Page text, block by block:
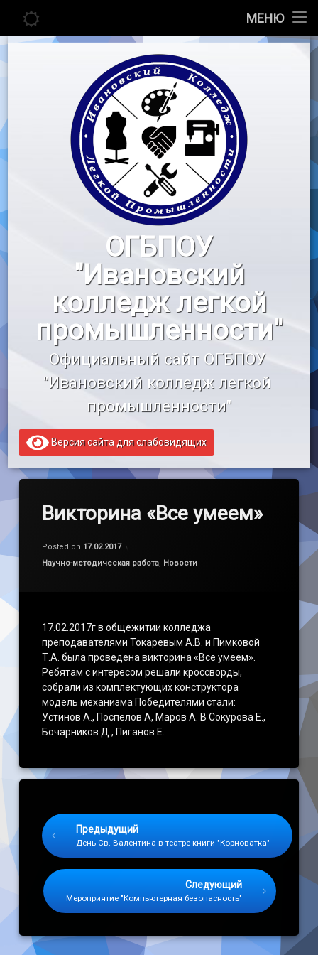
МЕНЮ
Главная
Педагогу
Воспитательная работа
«Профессионалы»
«Профессионалитет»
Образовательный кредит
Перейти
ОГБПОУ
"Ивановский
колледж легкой
промышленности"
Официальный сайт ОГБПОУ
"Ивановский колледж легкой
промышленности"
Версия сайта для слабовидящих
Викторина «Все умеем»
Posted on 17.02.2017
Категории:
Научно-методическая работа, Новости
17.02.2017г в общежитии колледжа
преподавателями Токаревым А.В. и Пимковой
Т.А. была проведена викторина «Все умеем».
Ребятам с интересом решали кроссворды,
собрали из комплектующих конструктора
модель механизма Победителями стали:
Устинов А., Поспелов А, Маров А. В Сокурова Е.,
Бочарников Д., Пиганов Е.
Предыдущий
День Св. Валентина в театре книги "Корноватка"
Следующий
Мероприятие "Компьютерная безопасность"